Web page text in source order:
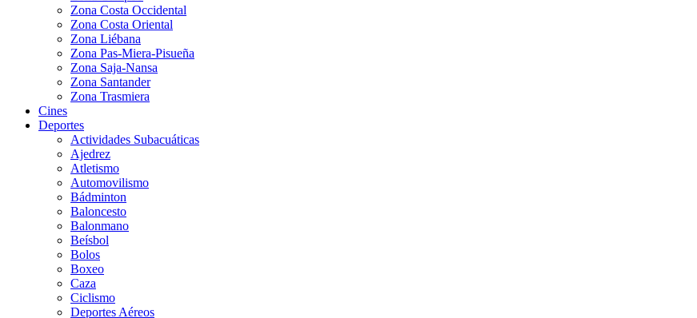
Zona Costa Occidental
Zona Costa Oriental
Zona Liébana
Zona Pas-Miera-Pisueña
Zona Saja-Nansa
Zona Santander
Zona Trasmiera
Cines
Deportes
Actividades Subacuáticas
Ajedrez
Atletismo
Automovilismo
Bádminton
Baloncesto
Balonmano
Beísbol
Bolos
Boxeo
Caza
Ciclismo
Deportes Aéreos